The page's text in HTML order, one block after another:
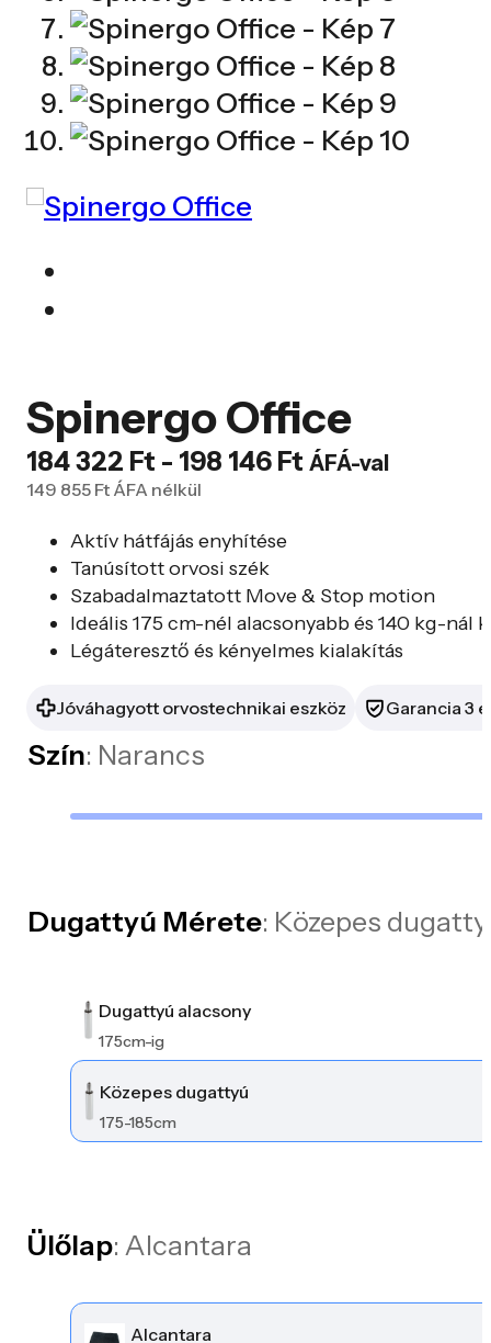
Spinergo Office
184 322 Ft - 198 146 Ft Ártartomány:
198
146 Ft
ÁFÁ-val
149 855 Ft ÁFA nélkül
Aktív hátfájás enyhítése
Tanúsított orvosi szék
Szabadalmaztatott Move & Stop motion
Ideális 175 cm-nél alacsonyabb és 140 kg-nál
Légáteresztő és kényelmes kialakítás
Jóváhagyott orvostechnikai eszköz Garancia 3
Szín: Narancs
Dugattyú Mérete: Közepes
Dugattyú alacsony
175cm-ig
Közepes dugattyú
175-185cm
Ülőlap: Alcantara
Alcantara